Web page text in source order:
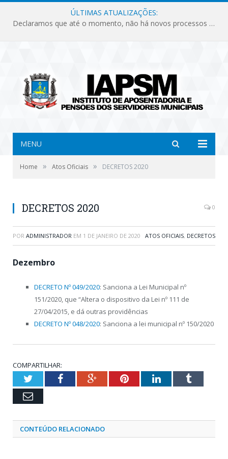
ÚLTIMAS ATUALIZAÇÕES:
Declaramos que até o momento, não há novos processos licitatórios para o Instituto de Previdência no ano de 2026.
MENU
Home » Atos Oficiais » DECRETOS 2020
DECRETOS 2020 0
POR ADMINISTRADOR EM 1 DE JANEIRO DE 2020 ATOS OFICIAIS, DECRETOS
Dezembro
DECRETO Nº 049/2020: Sanciona a Lei Municipal nº
151/2020, que “Altera o dispositivo da Lei nº 111 de
27/04/2015, e dá outras providências
DECRETO Nº 048/2020: Sanciona a lei municipal nº 150/2020
COMPARTILHAR:
TwitterFacebookGoogle+PinterestLinkedInTumblr
Email
CONTEÚDO RELACIONADO